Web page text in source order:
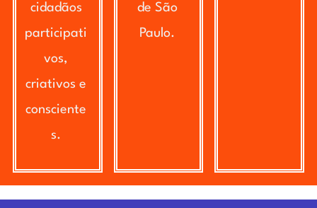
cidadãos
participati
vos,
criativos e
consciente
s.
de São
Paulo.